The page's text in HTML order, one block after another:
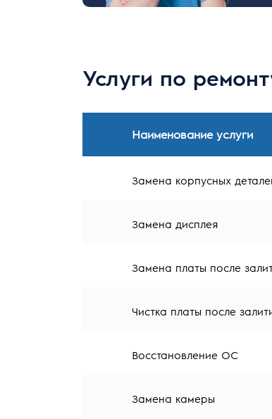
Услуги по
Наименование услуги
Замена корпусных
Замена дисплея
Замена платы после
Чистка платы после
Восстановление ОС
Замена камеры